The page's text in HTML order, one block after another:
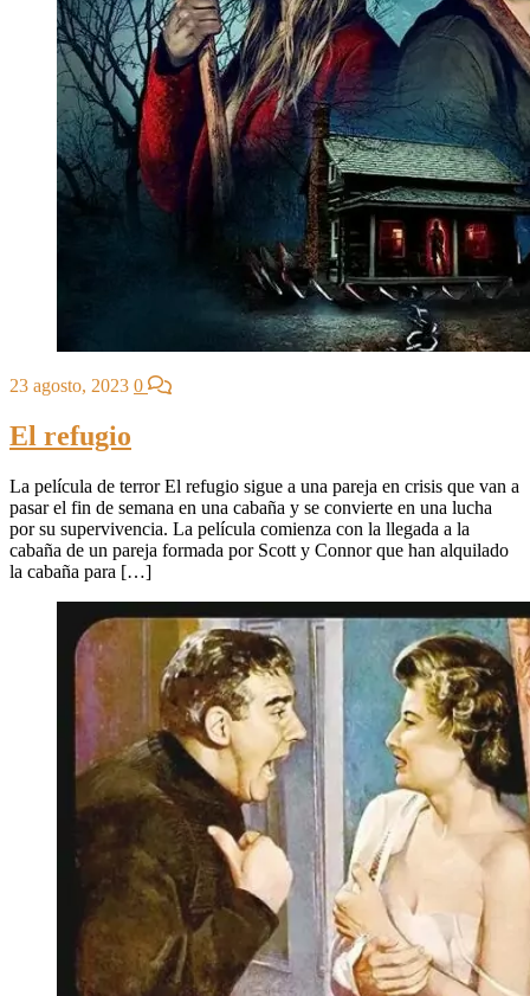
23 agosto, 2023 0
El refugio
La película de terror El refugio sigue a una pareja en crisis que van a
pasar el fin de semana en una cabaña y se convierte en una lucha
por su supervivencia. La película comienza con la llegada a la
cabaña de un pareja formada por Scott y Connor que han alquilado
la cabaña para […]